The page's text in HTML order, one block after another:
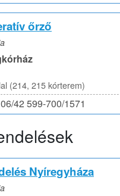
őrző
(214, 215 kórterem)
42 599-700/1571
Nyíregyháza